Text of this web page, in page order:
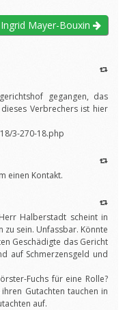
Ingrid Mayer-Bouxin
gegangen, das
Verbrechers ist hier
3-270-18.php
einen Kontakt.
Halberstadt scheint in
zu sein. Unfassbar. Könnte
Geschädigte das Gericht
auf Schmerzensgeld und
Fuchs für eine Rolle?
Gutachten tauchen in
auf.